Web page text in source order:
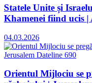
Statele Unite și
Khamenei fiind ucis
04.03.2026
Orientul Mijlociu se